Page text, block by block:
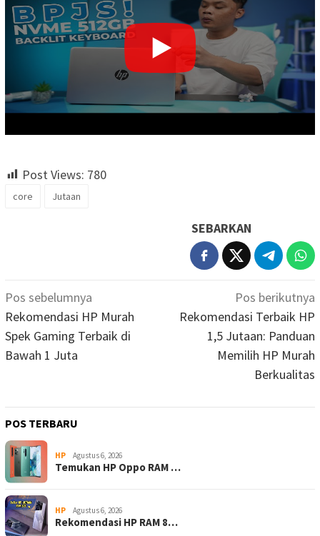
Post Views: 780
core Jutaan
SEBARKAN
Navigasi
pos
Pos sebelumnya
Rekomendasi HP Murah
Spek Gaming Terbaik di
Bawah 1 Juta
Pos berikutnya
Rekomendasi Terbaik HP
1,5 Jutaan: Panduan
Memilih HP Murah
Berkualitas
POS TERBARU
HP Agustus 6, 2026
Temukan HP Oppo RAM …
HP Agustus 6, 2026
Rekomendasi HP RAM 8…